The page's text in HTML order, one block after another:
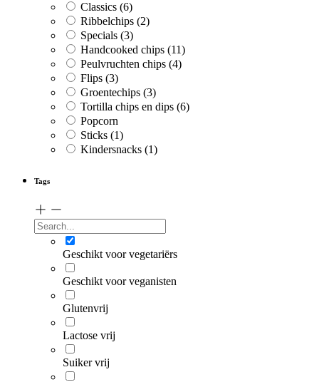
Classics (6)
Ribbelchips (2)
Specials (3)
Handcooked chips (11)
Peulvruchten chips (4)
Flips (3)
Groentechips (3)
Tortilla chips en dips (6)
Popcorn
Sticks (1)
Kindersnacks (1)
Tags
Geschikt voor vegetariërs
Geschikt voor veganisten
Glutenvrij
Lactose vrij
Suiker vrij